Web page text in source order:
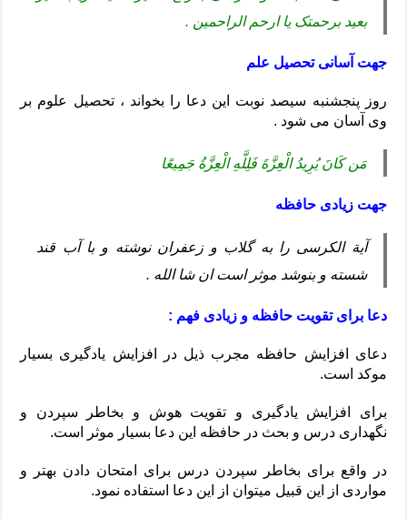
بعید برحمتک یا ارحم الراحمین .
جهت آسانی تحصیل علم
روز پنجشنبه سیصد نوبت این دعا را بخواند ، تحصیل علوم بر
وی آسان می شود .
مَن كَانَ يُرِيدُ الْعِزَّةَ فَلِلَّهِ الْعِزَّةُ جَمِيعًا
جهت زیادی حافظه
آیة الکرسی را به گلاب و زعفران نوشته و با آب قند
شسته و بنوشد موثر است ان شا الله .
دعا براى تقویت حافظه و زیادى فهم :
دعای افزایش حافظه مجرب ذیل در افزایش یادگیری بسیار
موکد است.
برای افزایش یادگیری و تقویت هوش و بخاطر سپردن و
نگهداری درس و بحث در حافظه این دعا بسیار موثر است.
در واقع برای بخاطر سپردن درس برای امتحان دادن بهتر و
مواردی از این قبیل میتوان از این دعا استفاده نمود.